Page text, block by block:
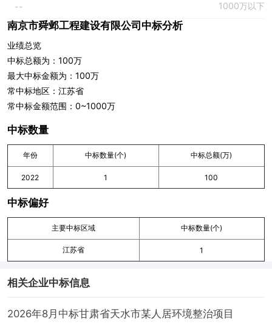
-- 1000万以下
南京市舜邺工程建设有限公司中标分析
业绩总览
中标总额为：100万
最大中标金额为：100万
常中标地区：江苏省
常中标金额范围：0~1000万
中标数量
年份 中标数量(个) 中标总额(万)
2022 1 100
中标偏好
主要中标区域 中标数量(个)
江苏省 1
相关企业中标信息
2026年8月中标甘肃省天水市某人居环境整治项目